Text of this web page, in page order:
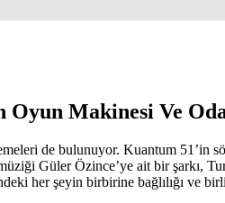
Makinesi Ve
de bulunuyor. Kuantum 51’in
Güler Özince’ye ait bir şarkı,
her şeyin birbirine bağlılığı ve